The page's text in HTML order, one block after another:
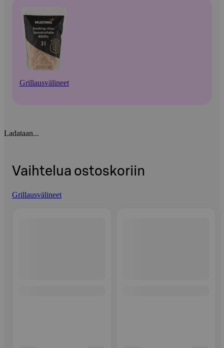
Grillausvälineet
Ladataan...
Vaihtelua ostoskoriin
Grillausvälineet